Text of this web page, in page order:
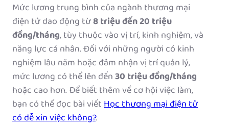
Mức lương trung bình của ngành thương mại
điện tử dao động từ8 triệu đến 20 triệu
đồng/tháng, tùy thuộc vào vị trí, kinh nghiệm, và
năng lực cá nhân. Đối với những người có kinh
nghiệm lâu năm hoặc đảm nhận vị trí quản lý,
mức lương có thể lên đến30 triệu đồng/tháng
hoặc cao hơn. Để biết thêm về cơ hội việc làm,
bạn có thể đọc bài viếtHọc thương mại điện tử
có dễ xin việc không?.